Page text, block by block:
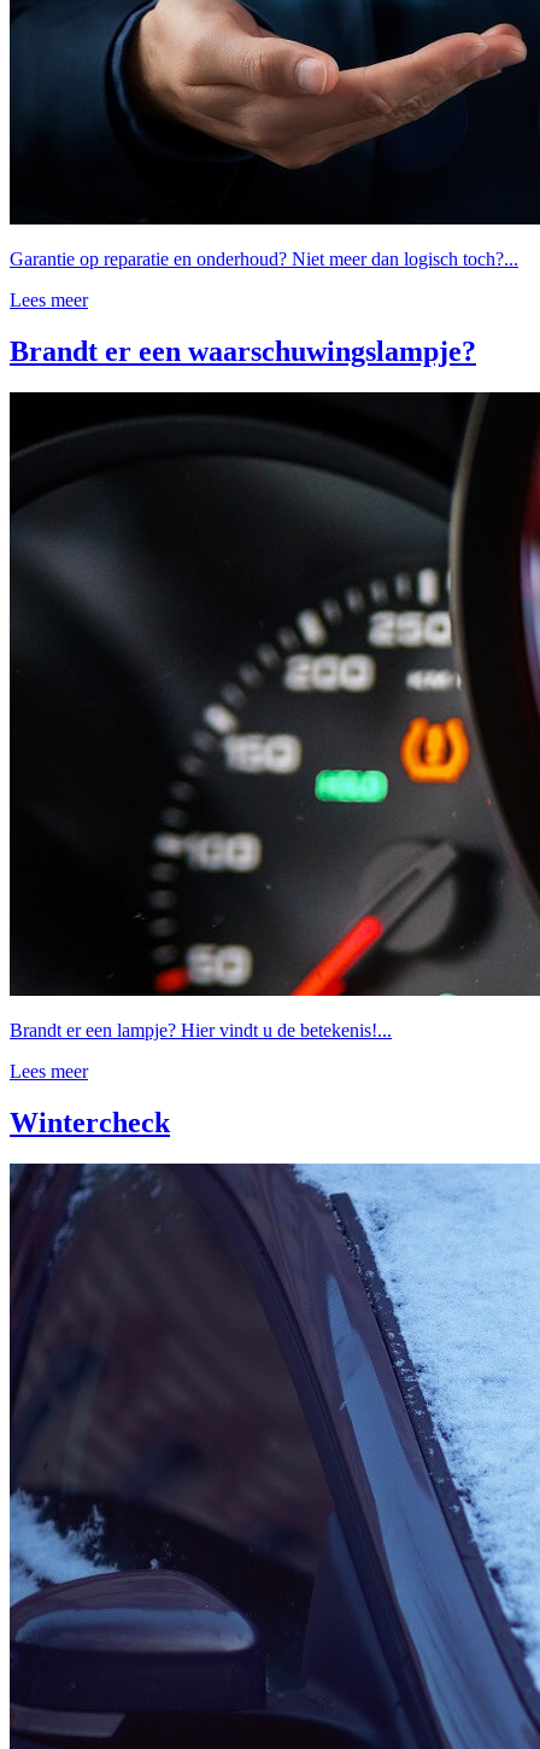
Garantie op reparatie en onderhoud? Niet meer dan logisch toch?...
Lees meer
Brandt er een waarschuwingslampje?
Brandt er een lampje? Hier vindt u de betekenis!...
Lees meer
Wintercheck